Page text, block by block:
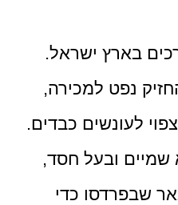
בארץ ישראל.
נפט למכירה,
לעונשים כבדים.
שמיים ובעל חסד,
שבפרדסו כדי